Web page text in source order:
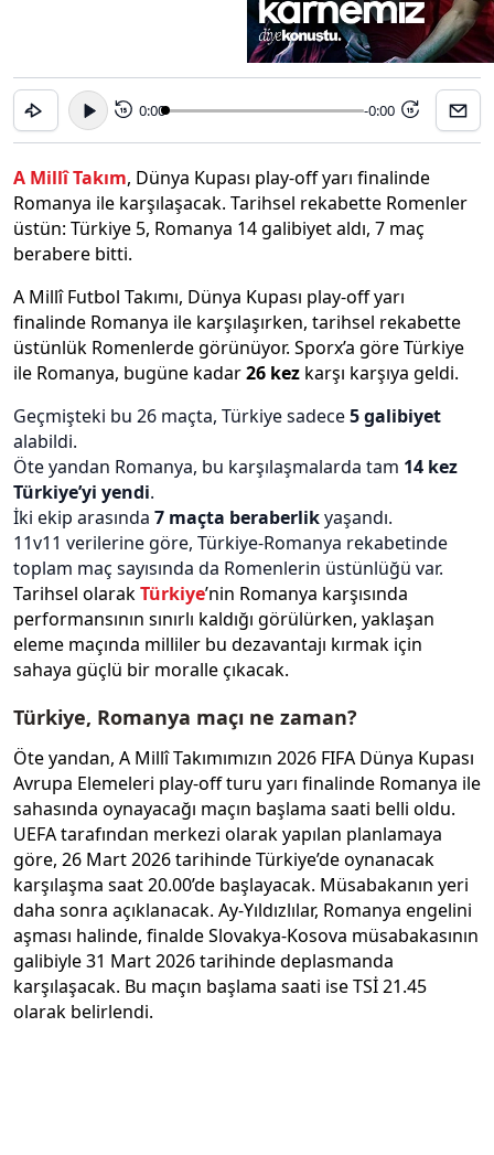
15 0:00 -0:00 15
A Millî Takım, Dünya Kupası play‑off yarı finalinde
Romanya ile karşılaşacak. Tarihsel rekabette Romenler
üstün: Türkiye 5, Romanya 14 galibiyet aldı, 7 maç
berabere bitti.
A Millî Futbol Takımı, Dünya Kupası play‑off yarı
finalinde Romanya ile karşılaşırken, tarihsel rekabette
üstünlük Romenlerde görünüyor. Sporx’a göre Türkiye
ile Romanya, bugüne kadar26 kez karşı karşıya geldi.
Geçmişteki bu 26 maçta, Türkiye sadece5 galibiyet
alabildi.
Öte yandan Romanya, bu karşılaşmalarda tam 14 kez
Türkiye’yi yendi.
İki ekip arasında 7 maçta beraberlikyaşandı.
11v11 verilerine göre, Türkiye‑Romanya rekabetinde
toplam maç sayısında da Romenlerin üstünlüğü var.
Tarihsel olarakTürkiye’nin Romanya karşısında
performansının sınırlı kaldığı görülürken, yaklaşan
eleme maçında milliler bu dezavantajı kırmak için
sahaya güçlü bir moralle çıkacak.
Türkiye, Romanya maçı ne zaman?
Öte yandan, A Millî Takımımızın 2026 FIFA Dünya Kupası
Avrupa Elemeleri play-off turu yarı finalinde Romanya ile
sahasında oynayacağı maçın başlama saati belli oldu.
UEFA tarafından merkezi olarak yapılan planlamaya
göre, 26 Mart 2026 tarihinde Türkiye’de oynanacak
karşılaşma saat 20.00’de başlayacak. Müsabakanın yeri
daha sonra açıklanacak. Ay-Yıldızlılar, Romanya engelini
aşması halinde, finalde Slovakya-Kosova müsabakasının
galibiyle 31 Mart 2026 tarihinde deplasmanda
karşılaşacak. Bu maçın başlama saati ise TSİ 21.45
olarak belirlendi.